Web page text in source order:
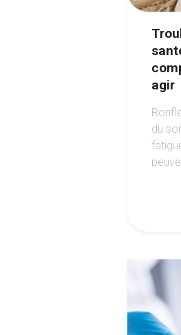
agir
du